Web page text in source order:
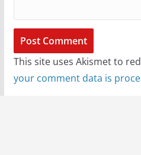
This site uses Akismet to
your comment data is